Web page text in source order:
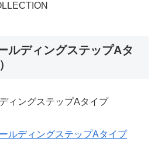
ルディングステップAタ
ルディングステップAタイプ